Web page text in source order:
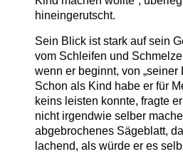
hineingerutscht.
Sein Blick ist stark auf sein
vom Schleifen und
wenn er beginnt, von
Schon als Kind habe er für
keins leisten konnte, fragte
nicht irgendwie selber
abgebrochenes Sägeblatt,
lachend, als würde er es